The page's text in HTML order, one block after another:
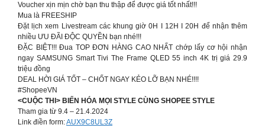
Voucher xịn mịn chờ bạn thu thập để được giá tốt nhất!!!
Mua là FREESHIP
Đặt lịch xem Livestream các khung giờ 0H I 12H I 20H để nhận thêm
nhiều ƯU ĐÃI ĐỘC QUYỀN bạn nhé!!!
ĐẶC BIỆT!!! Đua TOP ĐƠN HÀNG CAO NHẤT chớp lấy cơ hội nhận
ngay SAMSUNG Smart Tivi The Frame QLED 55 inch 4K trị giá 29.9
triệu đồng
DEAL HỜI GIÁ TỐT – CHỐT NGAY KẺO LỠ BẠN NHÉ!!!!
#ShopeeVN
<CUỘC THI> BIẾN HÓA MỌI STYLE CÙNG SHOPEE STYLE
Tham gia từ 9.4 – 21.4.2024
Link điền form:AUX9C8UL3Z